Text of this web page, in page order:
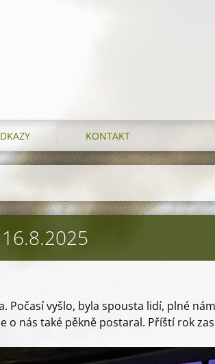
KONTAKT
16.8.2025
Počasí vyšlo, byla spousta lidí, plné
o nás také pěkně postaral. Příští rok